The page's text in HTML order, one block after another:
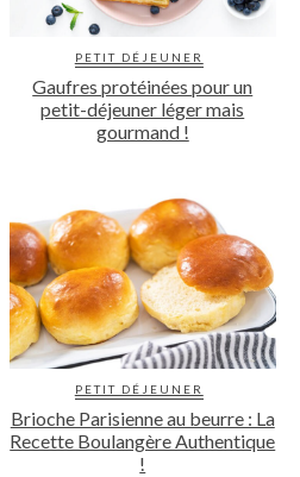
PETIT DÉJEUNER
Gaufres protéinées pour un
petit-déjeuner léger mais
gourmand !
PETIT DÉJEUNER
Brioche Parisienne au beurre : La
Recette Boulangère Authentique
!